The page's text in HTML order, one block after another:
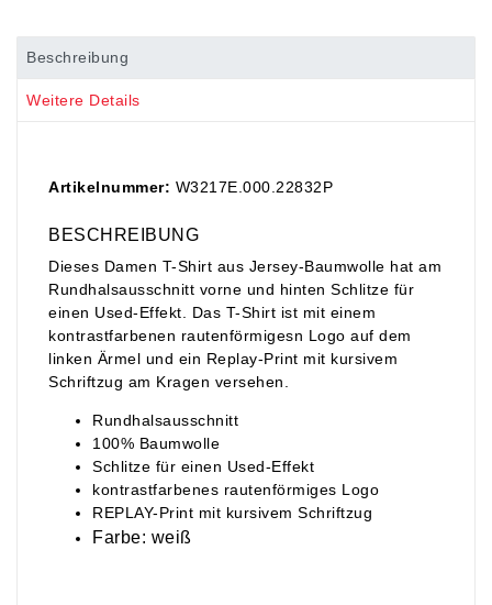
Beschreibung
Weitere Details
Artikelnummer: W3217E.000.22832P
BESCHREIBUNG
Dieses Damen T-Shirt aus Jersey-Baumwolle hat am
Rundhalsausschnitt vorne und hinten Schlitze für
einen Used-Effekt. Das T-Shirt ist mit einem
kontrastfarbenen rautenförmigesn Logo auf dem
linken Ärmel und ein Replay-Print mit kursivem
Schriftzug am Kragen versehen.
Rundhalsausschnitt
100% Baumwolle
Schlitze für einen Used-Effekt
kontrastfarbenes rautenförmiges Logo
REPLAY-Print mit kursivem Schriftzug
Farbe: weiß